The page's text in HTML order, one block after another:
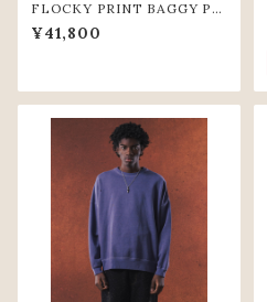
FLOCKY PRINT BAGGY PA
NTS (GRY)
¥41,800